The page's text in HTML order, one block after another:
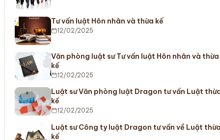
Tư vấn luật Hôn nhân và thừa kế
12/02/2025
Văn phòng luật sư Tư vấn luật Hôn nhân và thừa
kế
12/02/2025
Luật sư Văn phòng luật Dragon tư vấn Luật
kế
12/02/2025
Luật sư Công ty luật Dragon tư vấn về Luật
kế